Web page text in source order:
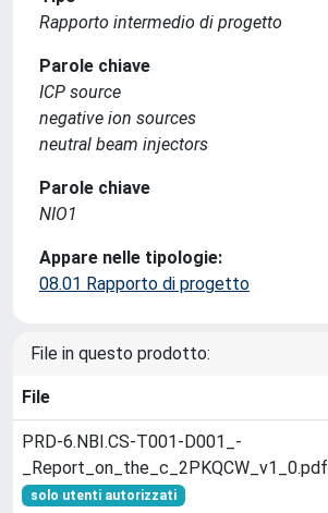
Rapporto intermedio di progetto
Parole chiave
ICP source
negative ion sources
neutral beam injectors
Parole chiave
NIO1
Appare nelle tipologie:
08.01 Rapporto di progetto
File in questo prodotto:
File
PRD-6.NBI.CS-T001-D001_-
_Report_on_the_c_2PKQCW_v1_0.pdf
solo utenti autorizzati